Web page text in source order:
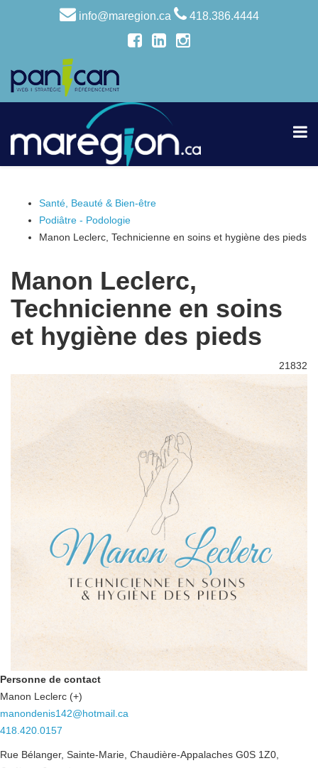
info@maregion.ca 418.386.4444
Santé, Beauté & Bien-être
Podiâtre - Podologie
Manon Leclerc, Technicienne en soins et hygiène des pieds
Manon Leclerc,
Technicienne en soins
et hygiène des pieds
21832
Personne de contact
Manon Leclerc (+)
manondenis142@hotmail.ca
418.420.0157
Rue Bélanger, Sainte-Marie, Chaudière-Appalaches G0S 1Z0,